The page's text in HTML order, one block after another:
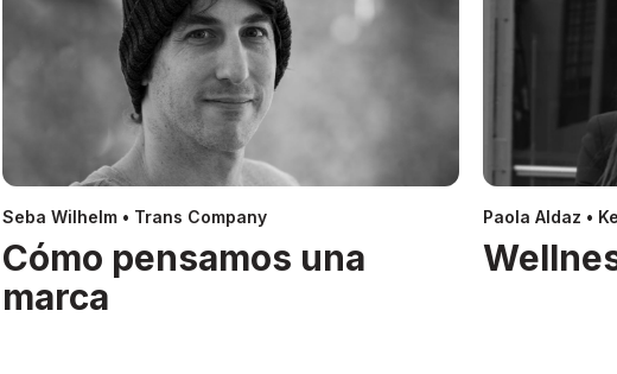
Seba Wilhelm • Trans Company
Cómo pensamos una
marca
Paola Aldaz •